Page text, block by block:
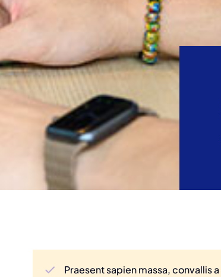
Praesent sapien massa, convallis